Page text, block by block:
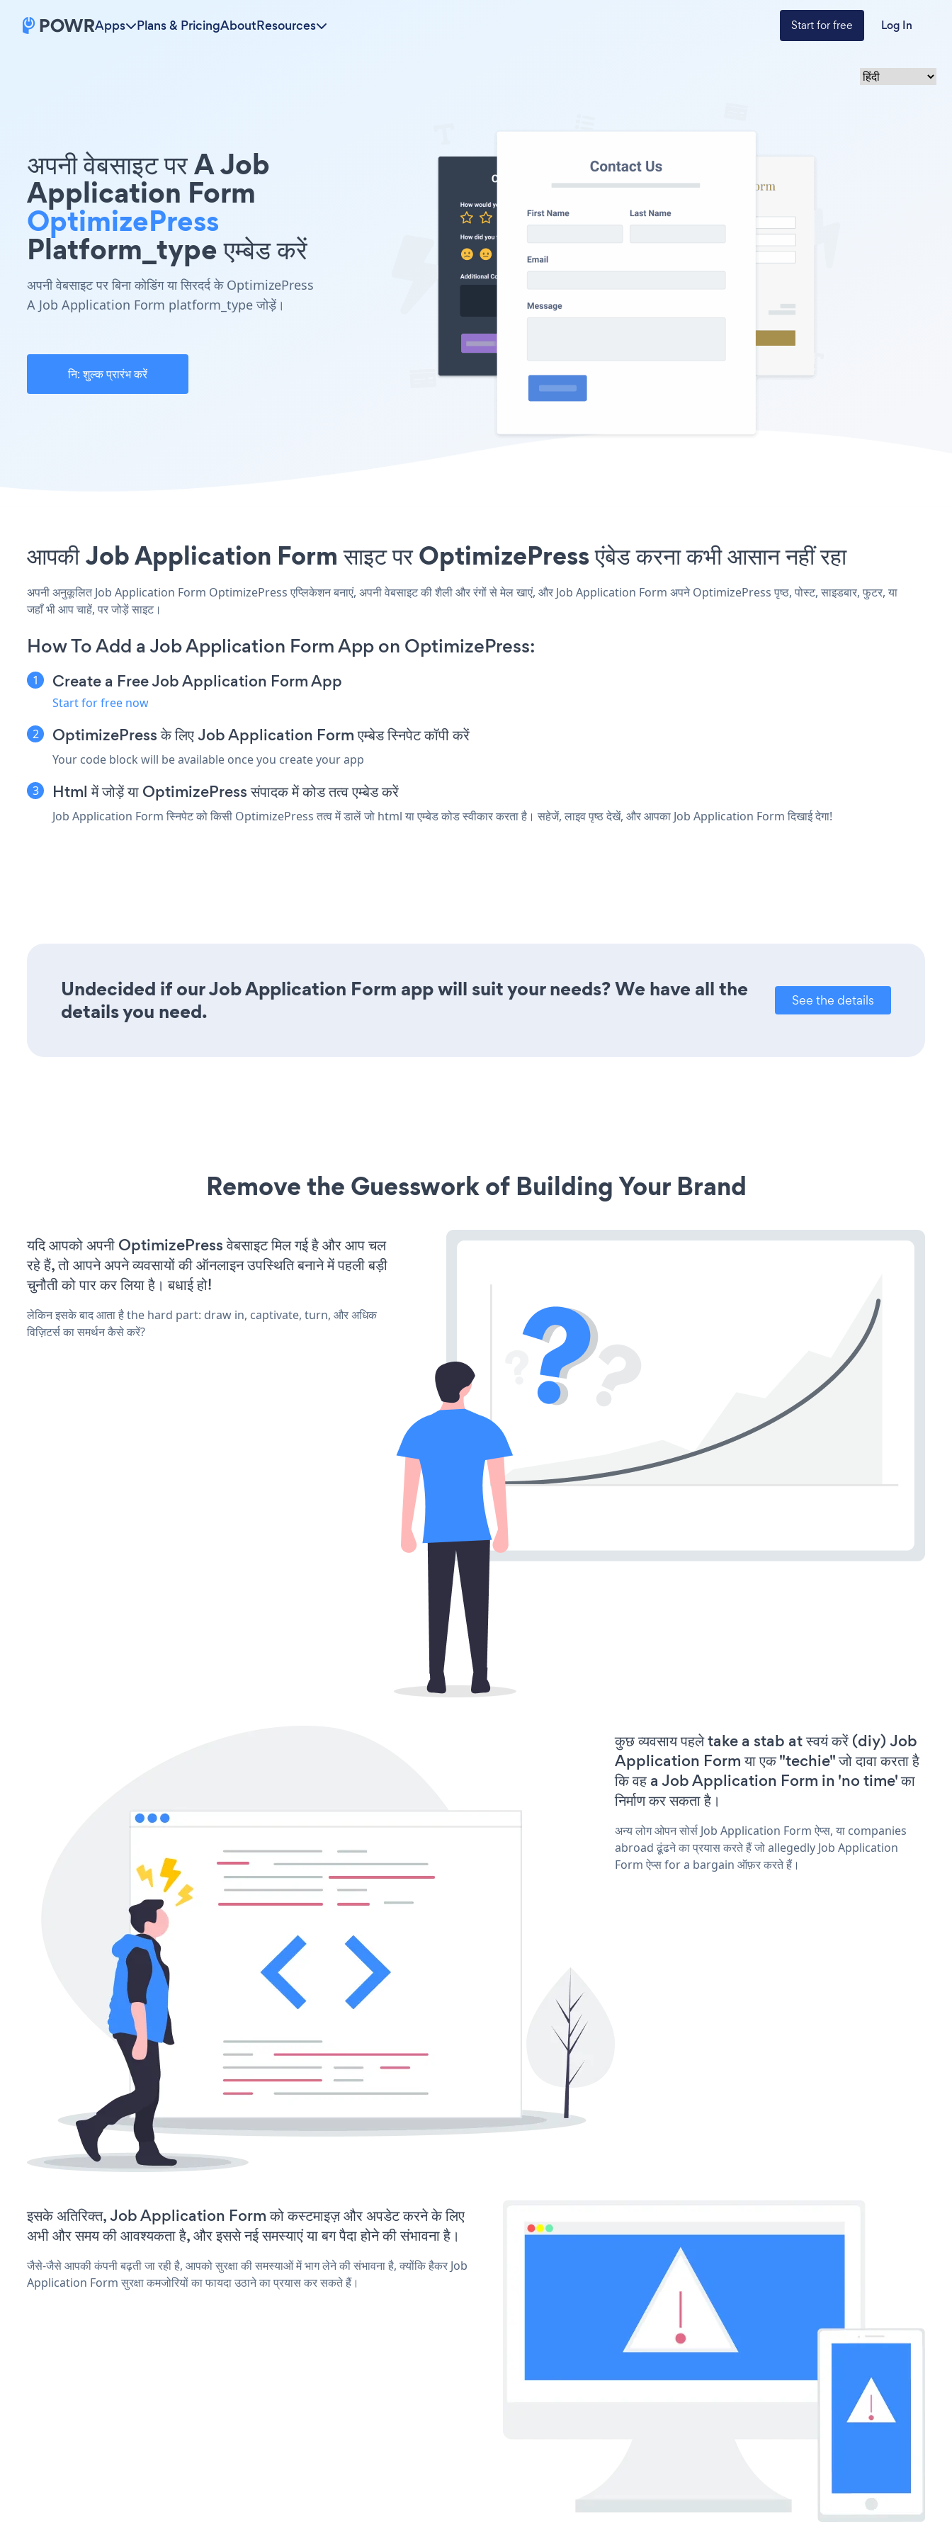
Apps Plans & PricingAboutResources Start for free Log In
अपनी वेबसाइट पर A Job
Application Form
OptimizePress
Platform_type एम्बेड करें
अपनी वेबसाइट पर बिना कोडिंग या सिरदर्द के OptimizePress
A Job Application Form platform_type जोड़ें।
नि: शुल्क प्रारंभ करें
आपकी Job Application Form साइट पर OptimizePress एंबेड करना कभी आसान नहीं रहा
अपनी अनुकूलित Job Application Form OptimizePress एप्लिकेशन बनाएं, अपनी वेबसाइट की शैली और रंगों से मेल खाएं, और Job Application Form अपने OptimizePress पृष्ठ, पोस्ट, साइडबार, फुटर, या
जहाँ भी आप चाहें, पर जोड़ें साइट।
How To Add a Job Application Form App on OptimizePress:
Create a Free Job Application Form App
Start for free now
OptimizePress के लिए Job Application Form एम्बेड स्निपेट कॉपी करें
Your code block will be available once you create your app
Html में जोड़ें या OptimizePress संपादक में कोड तत्व एम्बेड करें
Job Application Form स्निपेट को किसी OptimizePress तत्व में डालें जो html या एम्बेड कोड स्वीकार करता है। सहेजें, लाइव पृष्ठ देखें, और आपका Job Application Form दिखाई देगा!
Undecided if our Job Application Form app will suit your needs? We have all the
details you need.
See the details
Remove the Guesswork of Building Your Brand
यदि आपको अपनी OptimizePress वेबसाइट मिल गई है और आप चल
रहे हैं, तो आपने अपने व्यवसायों की ऑनलाइन उपस्थिति बनाने में पहली बड़ी
चुनौती को पार कर लिया है। बधाई हो!
लेकिन इसके बाद आता है the hard part: draw in, captivate, turn, और अधिक
विज़िटर्स का समर्थन कैसे करें?
कुछ व्यवसाय पहले take a stab at स्वयं करें (diy) Job
Application Form या एक "techie" जो दावा करता है
कि वह a Job Application Form in 'no time' का
निर्माण कर सकता है।
अन्य लोग ओपन सोर्स Job Application Form ऐप्स, या companies
abroad ढूंढने का प्रयास करते हैं जो allegedly Job Application
Form ऐप्स for a bargain ऑफ़र करते हैं।
इसके अतिरिक्त, Job Application Form को कस्टमाइज़ और अपडेट करने के लिए
अभी और समय की आवश्यकता है, और इससे नई समस्याएं या बग पैदा होने की संभावना है।
जैसे-जैसे आपकी कंपनी बढ़ती जा रही है, आपको सुरक्षा की समस्याओं में भाग लेने की संभावना है, क्योंकि हैकर Job
Application Form सुरक्षा कमजोरियों का फायदा उठाने का प्रयास कर सकते हैं।